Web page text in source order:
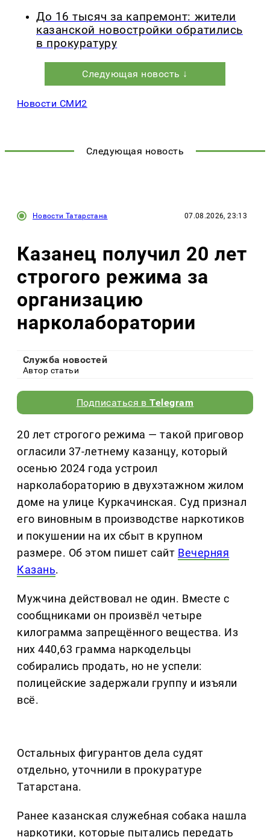
До 16 тысяч за капремонт: жители
казанской новостройки обратились
в прокуратуру
Следующая новость ↓
Новости СМИ2
Следующая новость
Новости Татарстана 07.08.2026, 23:13
Казанец получил 20 лет
строгого режима за
организацию
нарколаборатории
Служба новостей
Автор статьи
Подписаться вTelegram
20 лет строгого режима — такой приговор
огласили 37-летнему казанцу, который
осенью 2024 года устроил
нарколабораторию в двухэтажном жилом
доме на улице Куркачинская. Суд признал
его виновным в производстве наркотиков
и покушении на их сбыт в крупном
размере. Об этом пишет сайт Вечерняя
Казань.
Мужчина действовал не один. Вместе с
сообщниками он произвёл четыре
килограмма запрещённого вещества. Из
них 440,63 грамма наркодельцы
собирались продать, но не успели:
полицейские задержали группу и изъяли
всё.
Остальных фигурантов дела судят
отдельно, уточнили в прокуратуре
Татарстана.
Ранее казанская служебная собака нашла
наркотики, которые пытались передать